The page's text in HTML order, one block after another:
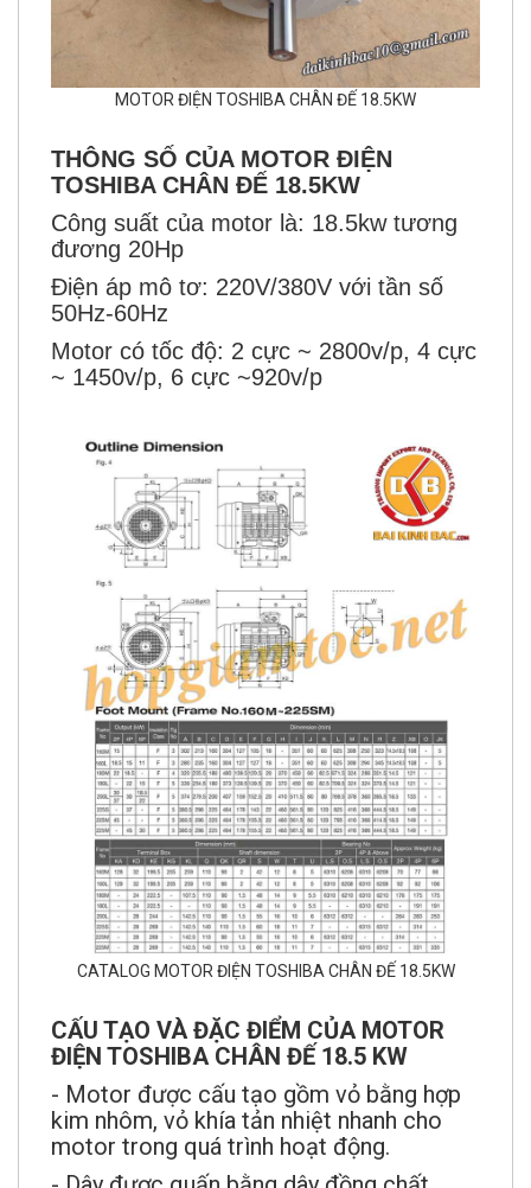
MOTOR ĐIỆN TOSHIBA CHÂN ĐẾ 18.5KW
TOSHIBA CHÂN ĐẾ 18.5KW
Công suất của motor là:18.5kw tương
đương 20Hp
Điện áp mô tơ: 220V/380V với tần số
50Hz-60Hz
Motor có tốc độ: 2 cực ~
~ 1450v/p, 6 cực ~920v/p
CATALOG MOTOR ĐIỆN TOSHIBA CHÂN ĐẾ 18.5KW
ĐIỆN TOSHIBA CHÂN ĐẾ 18.5 KW
- Motor được cấu tạo gồm vỏ bằng hợp
kim nhôm, vỏ khía tản nhiệt nhanh cho
motor trong quá trình hoạt động.
- Dây được quấn bằng dây đồng chất
lượng đạt tiêu chuẩn của Nhật Bản.Trục